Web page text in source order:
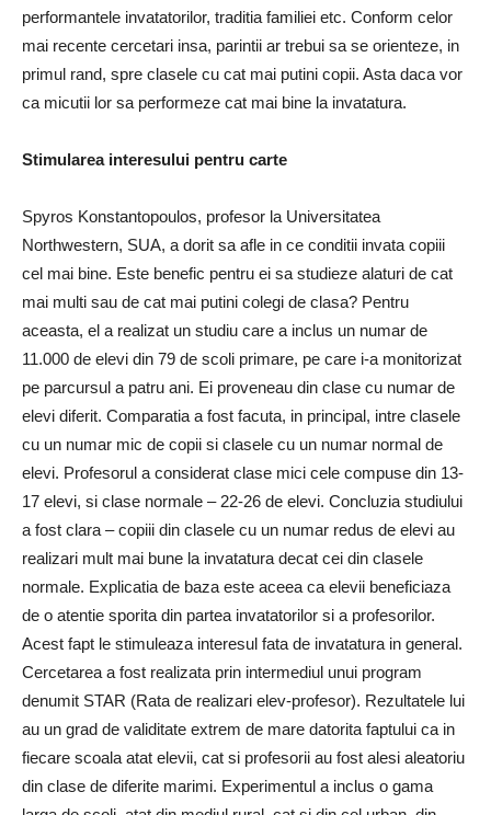
performantele invatatorilor, traditia familiei etc. Conform celor
mai recente cercetari insa, parintii ar trebui sa se orienteze, in
primul rand, spre clasele cu cat mai putini copii. Asta daca vor
ca micutii lor sa performeze cat mai bine la invatatura.
Stimularea interesului pentru carte
Spyros Konstantopoulos, profesor la Universitatea
Northwestern, SUA, a dorit sa afle in ce conditii invata copiii
cel mai bine. Este benefic pentru ei sa studieze alaturi de cat
mai multi sau de cat mai putini colegi de clasa? Pentru
aceasta, el a realizat un studiu care a inclus un numar de
11.000 de elevi din 79 de scoli primare, pe care i-a monitorizat
pe parcursul a patru ani. Ei proveneau din clase cu numar de
elevi diferit. Comparatia a fost facuta, in principal, intre clasele
cu un numar mic de copii si clasele cu un numar normal de
elevi. Profesorul a considerat clase mici cele compuse din 13-
17 elevi, si clase normale – 22-26 de elevi. Concluzia studiului
a fost clara – copiii din clasele cu un numar redus de elevi au
realizari mult mai bune la invatatura decat cei din clasele
normale. Explicatia de baza este aceea ca elevii beneficiaza
de o atentie sporita din partea invatatorilor si a profesorilor.
Acest fapt le stimuleaza interesul fata de invatatura in general.
Cercetarea a fost realizata prin intermediul unui program
denumit STAR (Rata de realizari elev-profesor). Rezultatele lui
au un grad de validitate extrem de mare datorita faptului ca in
fiecare scoala atat elevii, cat si profesorii au fost alesi aleatoriu
din clase de diferite marimi. Experimentul a inclus o gama